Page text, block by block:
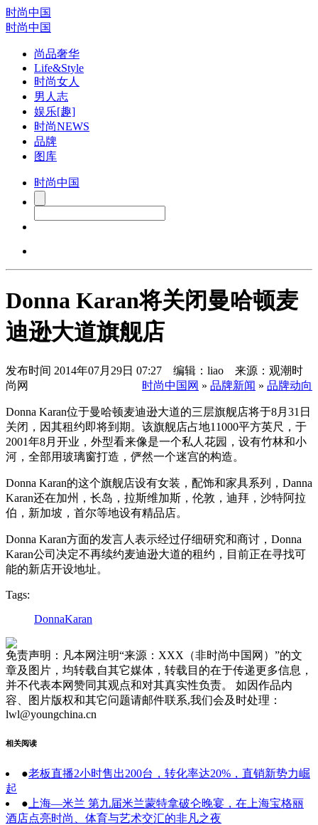
时尚中国
时尚中国
尚品奢华
Life&Style
时尚女人
男人志
娱乐[趣]
时尚NEWS
品牌
图库
时尚中国
Donna Karan将关闭曼哈顿麦
迪逊大道旗舰店
发布时间 2014年07月29日 07:27 编辑：liao 来源：观潮时
尚网
时尚中国网 » 品牌新闻 » 品牌动向
Donna Karan位于曼哈顿麦迪逊大道的三层旗舰店将于8月31日
关闭，因其租约即将到期。该旗舰店占地11000平方英尺，于
2001年8月开业，外型看来像是一个私人花园，设有竹林和小
河，全部用玻璃窗打造，俨然一个迷宫的构造。
Donna Karan的这个旗舰店设有女装，配饰和家具系列，Danna
Karan还在加州，长岛，拉斯维加斯，伦敦，迪拜，沙特阿拉
伯，新加坡，首尔等地设有精品店。
Donna Karan方面的发言人表示经过仔细研究和商讨，Donna
Karan公司决定不再续约麦迪逊大道的租约，目前正在寻找可
能的新店开设地址。
Tags:
DonnaKaran
免责声明：凡本网注明“来源：XXX（非时尚中国网）”的文
章及图片，均转载自其它媒体，转载目的在于传递更多信息，
并不代表本网赞同其观点和对其真实性负责。 如因作品内
容、图片版权和其它问题请邮件联系,我们会及时处理：
lwl@youngchina.cn
相关阅读
●老板直播2小时售出200台，转化率达20%，直销新势力崛
起
● 上海—米兰 第九届米兰蒙特拿破仑晚宴，在上海宝格丽
酒店点亮时尚、体育与艺术交汇的非凡之夜